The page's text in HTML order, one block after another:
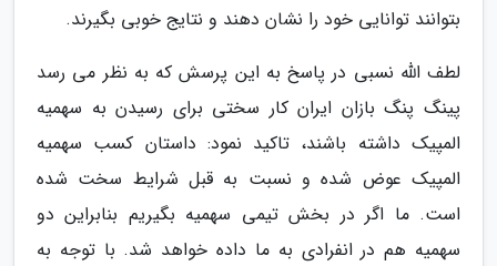
بتوانند توانایی خود را نشان دهند و نتایج خوبی بگیرند.
لطف الله نسبی در پاسخ به این پرسش که به نظر می رسد
پینگ پنگ بازان ایران کار سختی برای رسیدن به سهمیه
المپیک داشته باشند، تاکید نمود: داستان کسب سهمیه
المپیک عوض شده و نسبت به قبل شرایط سخت شده
است. ما اگر در بخش تیمی سهمیه بگیریم بنابراین دو
سهمیه هم در انفرادی به ما داده خواهد شد. با توجه به